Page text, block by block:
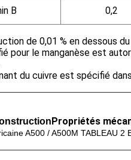
B 0,2
de 0,01 % en dessous
pour le manganèse est
du cuivre est spécifié
Propriétés
A500 / A500M TABLEAU 2